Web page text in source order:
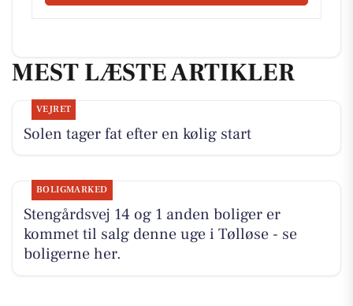
MEST LÆSTE ARTIKLER
VEJRET
Solen tager fat efter en kølig start
BOLIGMARKED
Stengårdsvej 14 og 1 anden boliger er
kommet til salg denne uge i Tølløse - se
boligerne her.